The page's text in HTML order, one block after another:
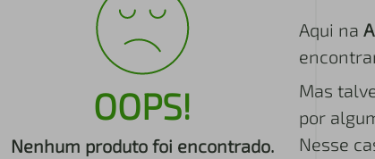
OOPS!
Nenhum produto foi encontrado.
Aqui na
Mas
por
Nesse